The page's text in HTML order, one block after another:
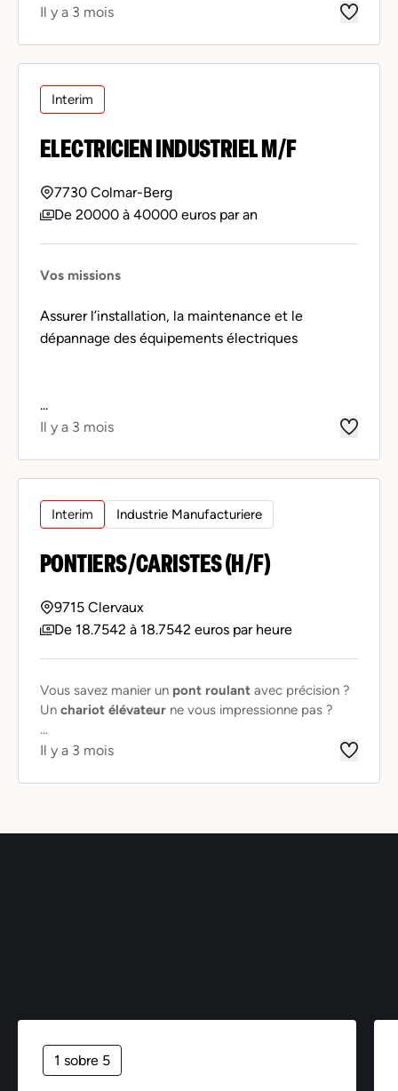
Il y a 3 mois
Interim
ELECTRICIEN INDUSTRIEL M/F
7730 Colmar-Berg
De 20000 à 40000 euros par an
Vos missions
Assurer l’installation, la maintenance et le
dépannage des équipements électriques
...
Il y a 3 mois
Interim Industrie Manufacturiere
PONTIERS/CARISTES (H/F)
9715 Clervaux
De 18.7542 à 18.7542 euros par heure
Vous savez manier un pont roulant avec précision ?
Un chariot élévateur ne vous impressionne pas ?
...
Il y a 3 mois
1 sobre 5